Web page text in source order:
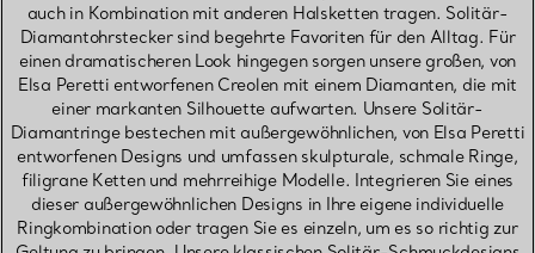
auch in Kombination mit anderen Halsketten tragen. Solitär-
Diamantohrstecker sind begehrte Favoriten für den Alltag. Für
einen dramatischeren Look hingegen sorgen unsere großen, von
Elsa Peretti entworfenen Creolen mit einem Diamanten, die mit
einer markanten Silhouette aufwarten. Unsere Solitär-
Diamantringe bestechen mit außergewöhnlichen, von Elsa Peretti
entworfenen Designs und umfassen skulpturale, schmale Ringe,
filigrane Ketten und mehrreihige Modelle. Integrieren Sie eines
dieser außergewöhnlichen Designs in Ihre eigene individuelle
Ringkombination oder tragen Sie es einzeln, um es so richtig zur